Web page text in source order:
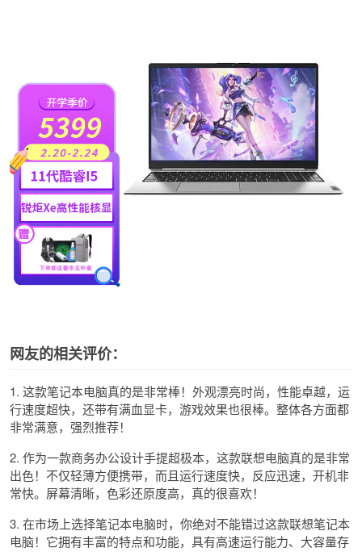
网友的相关评价：
1. 这款笔记本电脑真的是非常棒！外观漂亮时尚，性能卓越，运
行速度超快，还带有满血显卡，游戏效果也很棒。整体各方面都
非常满意，强烈推荐！
2. 作为一款商务办公设计手提超极本，这款联想电脑真的是非常
出色！不仅轻薄方便携带，而且运行速度快，反应迅速，开机非
常快。屏幕清晰，色彩还原度高，真的很喜欢！
3. 在市场上选择笔记本电脑时，你绝对不能错过这款联想笔记本
电脑！它拥有丰富的特点和功能，具有高速运行能力、大容量存